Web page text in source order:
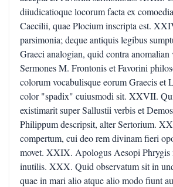
diiudicatioque locorum facta ex
Caecilii, quae Plocium inscripta est.
parsimonia; deque antiquis legibus
Graeci analogian, quid contra
Sermones M. Frontonis et Favorini
colorum vocabulisque eorum Graecis et
color "spadix" cuiusmodi sit. XXVII.
existimarit super Sallustii verbis et
Philippum descripsit, alter Sertorium.
compertum, cui deo rem divinam fieri
movet. XXIX. Apologus Aesopi Phrygis
inutilis. XXX. Quid observatum sit in
quae in mari alio atque alio modo fiunt